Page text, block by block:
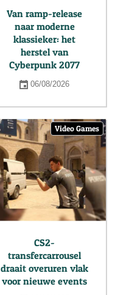
Van ramp-release
naar moderne
klassieker: het
herstel van
Cyberpunk 2077
06/08/2026
Video Games
CS2-
transfercarrousel
draait overuren vlak
voor nieuwe events